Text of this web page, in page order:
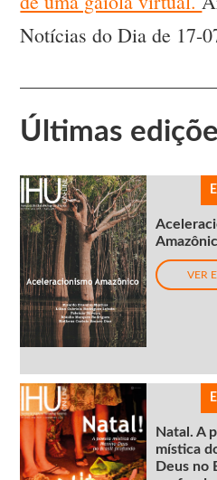
Notícias do Dia de 17-
Últimas
VER
Natal. A
mística
Deus no